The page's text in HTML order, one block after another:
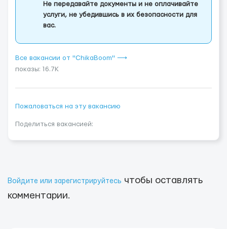
Не передавайте документы и не оплачивайте
услуги, не убедившись в их безопасности для
вас.
Все вакансии от "ChikaBoom" ⟶
показы: 16.7K
Пожаловаться на эту вакансию
Поделиться вакансией:
Войдите или зарегистрируйтесь чтобы оставлять
комментарии.